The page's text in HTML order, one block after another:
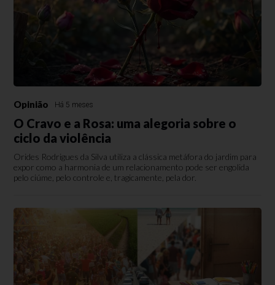
Opinião Há 5 meses
O Cravo e a Rosa: uma alegoria sobre o
ciclo da violência
Orides Rodrigues da Silva utiliza a clássica metáfora do jardim para
expor como a harmonia de um relacionamento pode ser engolida
pelo ciúme, pelo controle e, tragicamente, pela dor.